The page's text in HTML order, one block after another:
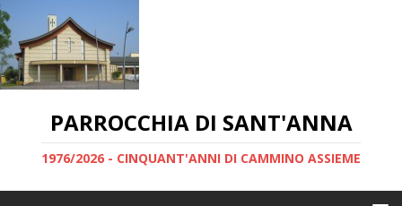
PARROCCHIA DI SANT'ANNA
1976/2026 - CINQUANT'ANNI DI CAMMINO ASSIEME